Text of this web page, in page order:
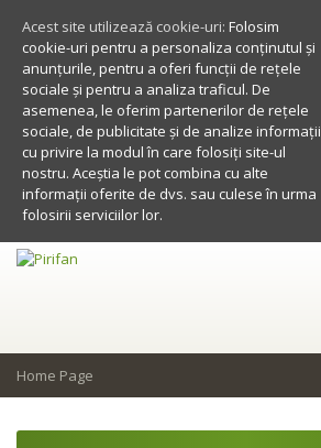
Home Page
Acest site utilizează cookie-uri: Folosim
cookie-uri pentru a personaliza conținutul și
anunțurile, pentru a oferi funcții de rețele
sociale și pentru a analiza traficul. De
asemenea, le oferim partenerilor de rețele
sociale, de publicitate și de analize informații
cu privire la modul în care folosiți site-ul
nostru. Aceștia le pot combina cu alte
informații oferite de dvs. sau culese în urma
folosirii serviciilor lor.